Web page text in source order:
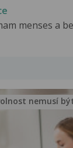
menses a
nemusí